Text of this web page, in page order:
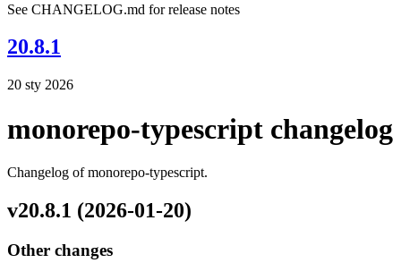
See CHANGELOG.md for release notes
20.8.1
20 sty 2026
monorepo-typescript changelog
Changelog of monorepo-typescript.
v20.8.1 (2026-01-20)
Other changes